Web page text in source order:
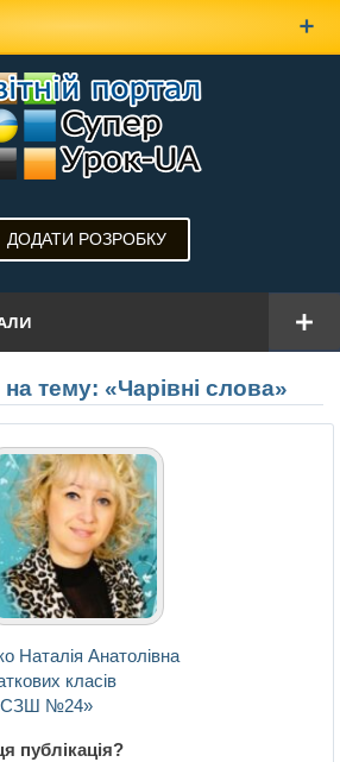
ДОДАТИ РОЗРОБКУ
на тему: «Чарівні слова»
Наталія Анатолівна
класів
№24»
публікація?